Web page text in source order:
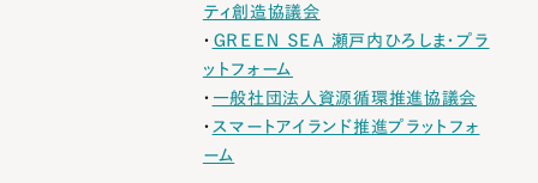
ティ創造協議会
・ ＧＲＥＥＮ ＳＥＡ 瀬戸内ひろしま・プラ
ットフォーム
・ 一般社団法人資源循環推進協議会
・ スマートアイランド推進プラットフォ
ーム